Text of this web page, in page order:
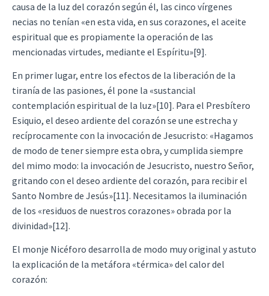
causa de la luz del corazón según él, las cinco vírgenes
necias no tenían «en esta vida, en sus corazones, el aceite
espiritual que es propiamente la operación de las
mencionadas virtudes, mediante el Espíritu»[9].
En primer lugar, entre los efectos de la liberación de la
tiranía de las pasiones, él pone la «sustancial
contemplación espiritual de la luz»[10]. Para el Presbítero
Esiquio, el deseo ardiente del corazón se une estrecha y
recíprocamente con la invocación de Jesucristo: «Hagamos
de modo de tener siempre esta obra, y cumplida siempre
del mimo modo: la invocación de Jesucristo, nuestro Señor,
gritando con el deseo ardiente del corazón, para recibir el
Santo Nombre de Jesús»[11]. Necesitamos la iluminación
de los «residuos de nuestros corazones» obrada por la
divinidad»[12].
El monje Nicéforo desarrolla de modo muy original y astuto
la explicación de la metáfora «térmica» del calor del
corazón: